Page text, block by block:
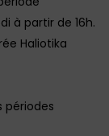
à partir de 16h.
Haliotika
périodes